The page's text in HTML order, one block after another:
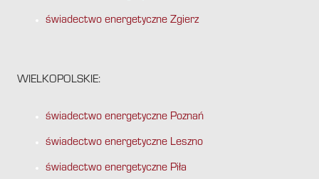
świadectwo energetyczne Zgierz
WIELKOPOLSKIE:
świadectwo energetyczne Poznań
świadectwo energetyczne Leszno
świadectwo energetyczne Piła